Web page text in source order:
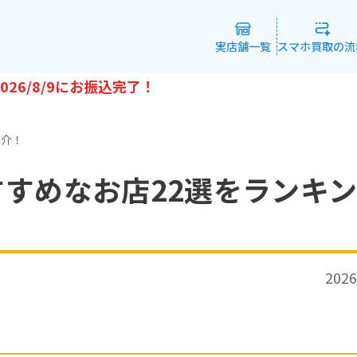
実店舗一覧 スマホ買取の
8/9にお振込完了！
！
めなお店22選をランキン